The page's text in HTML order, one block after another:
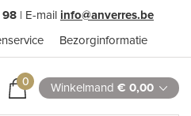
98 | E-mail info@anverres.be
Bezorginformatie
0 Winkelmand € 0,00